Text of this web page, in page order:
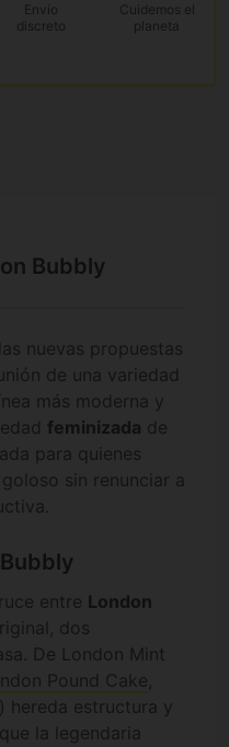
Envío
discreto
Cuidemos el
planeta
Bubbly
nuevas propuestas
de una variedad
más moderna y
feminizada de
para quienes
sin renunciar a
entre London
dos
De London Mint
Pound Cake,
hereda estructura y
la legendaria